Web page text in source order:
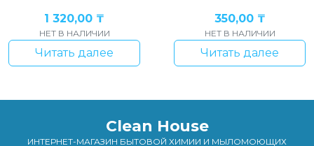
1 320,00 ₸
НЕТ В НАЛИЧИИ
Читать далее
350,00 ₸
НЕТ В НАЛИЧИИ
Читать далее
Clean House
ИНТЕРНЕТ-МАГАЗИН БЫТОВОЙ ХИМИИ И МЫЛОМОЮЩИХ